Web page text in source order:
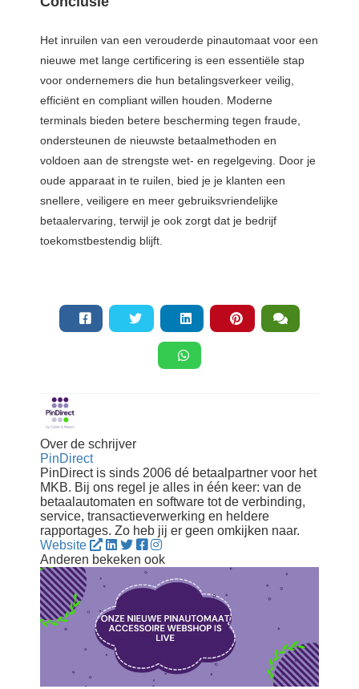
Het inruilen van een verouderde pinautomaat voor een
nieuwe met lange certificering is een essentiële stap
voor ondernemers die hun betalingsverkeer veilig,
efficiënt en compliant willen houden. Moderne
terminals bieden betere bescherming tegen fraude,
ondersteunen de nieuwste betaalmethoden en
voldoen aan de strengste wet- en regelgeving. Door je
oude apparaat in te ruilen, bied je je klanten een
snellere, veiligere en meer gebruiksvriendelijke
betaalervaring, terwijl je ook zorgt dat je bedrijf
toekomstbestendig blijft.
Over de schrijver
PinDirect
PinDirect is sinds 2006 dé betaalpartner voor het
MKB. Bij ons regel je alles in één keer: van de
betaalautomaten en software tot de verbinding,
service, transactieverwerking en heldere
rapportages. Zo heb jij er geen omkijken naar.
Website
Anderen bekeken ook